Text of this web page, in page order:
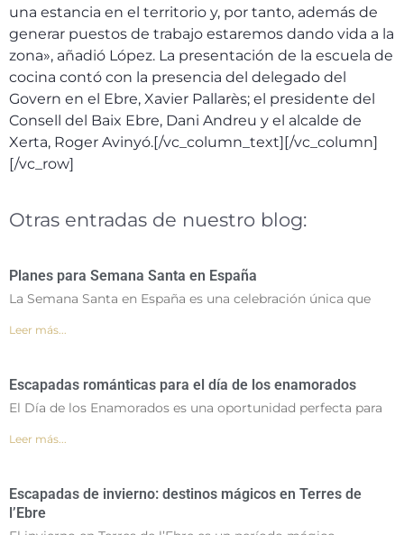
una estancia en el territorio y, por tanto, además de
generar puestos de trabajo estaremos dando vida a la
zona», añadió López. La presentación de la escuela de
cocina contó con la presencia del delegado del
Govern en el Ebre, Xavier Pallarès; el presidente del
Consell del Baix Ebre, Dani Andreu y el alcalde de
Xerta, Roger Avinyó.[/vc_column_text][/vc_column]
[/vc_row]
Otras entradas de nuestro blog:
Planes para Semana Santa en España
La Semana Santa en España es una celebración única que
Leer más...
Escapadas románticas para el día de los enamorados
El Día de los Enamorados es una oportunidad perfecta para
Leer más...
Escapadas de invierno: destinos mágicos en Terres de
l’Ebre